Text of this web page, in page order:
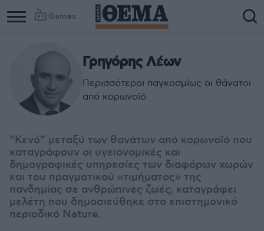
Games
Γρηγόρης Λέων
Περισσότεροι παγκοσμίως οι θάνατοι
από κορωνοϊό
“Κενό” μεταξύ των θανάτων από κορωνοϊό που
καταγράφουν οι υγειονομικές και
δημογραφικές υπηρεσίες των διαφόρων χωρών
και του πραγματικού «τιμήματος» της
πανδημίας σε ανθρώπινες ζωές, καταγράφει
μελέτη που δημοσιεύθηκε στο επιστημονικό
περιοδικό Nature.